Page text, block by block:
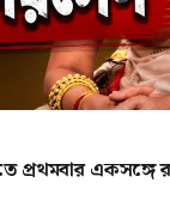
প্রথমবার একসঙ্গে